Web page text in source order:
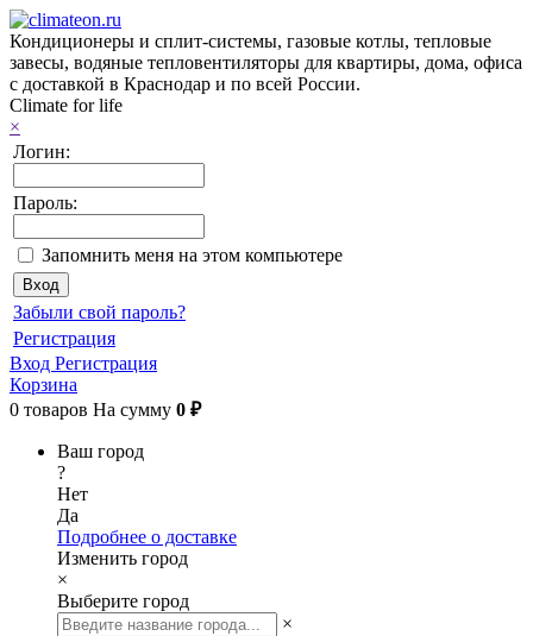
Кондиционеры и сплит-системы, газовые котлы, тепловые
завесы, водяные тепловентиляторы для квартиры, дома, офиса
с доставкой в Краснодар и по всей России.
Climate for life
×
Логин:
Пароль:
Запомнить меня на этом компьютере
Забыли свой пароль?
Регистрация
Вход Регистрация
Корзина
0 товаров На сумму 0 ₽
Ваш город
?
Нет
Да
Подробнее о доставке
Изменить город
×
Выберите город
×